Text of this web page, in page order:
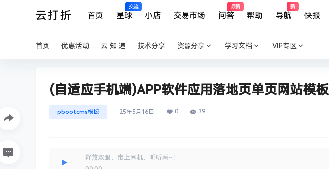
云打折 首页 星球
交流
小店 交易市场 问答
最新
帮助 导航
新
快报
首页 优惠活动 云 知 道 技术分享 资源分享 学习文档 VIP专区
(自适应手机端)APP软件应用落地页单页网站模板
pbootcms模板 25年5月16日 0 39
释放双眼，带上耳机，听听看~！